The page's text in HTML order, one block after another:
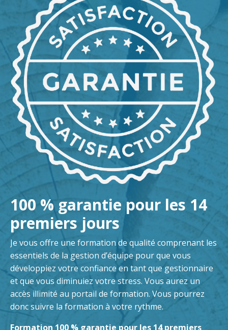
100 % garantie pour les 14
premiers jours
Je vous offre une formation de qualité comprenant les
essentiels de la gestion d’équipe pour que vous
développiez votre confiance en tant que gestionnaire
et que vous diminuiez votre stress. Vous aurez un
accès illimité au portail de formation. Vous pourrez
donc suivre la formation à votre rythme.
Formation 100 % garantie pour les 14 premiers